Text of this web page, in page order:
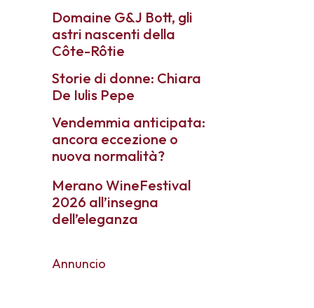
Domaine G&J Bott, gli
astri nascenti della
Côte-Rôtie
Storie di donne: Chiara
De Iulis Pepe
Vendemmia anticipata:
ancora eccezione o
nuova normalità?
Merano WineFestival
2026 all’insegna
dell’eleganza
Annuncio